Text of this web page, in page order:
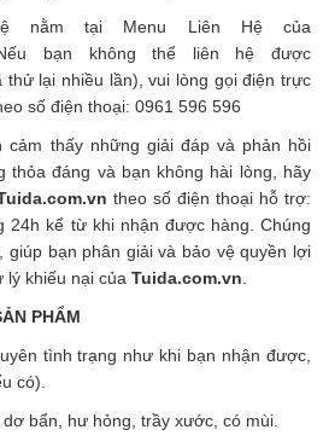
nằm tại Menu Liên Hệ của
bạn không thể liên hệ được
thử lại nhiều lần), vui lòng gọi điện trực
số điện thoại: 0961 596 596
cảm thấy những giải đáp và phản hồi
thỏa đáng và bạn không hài lòng, hãy
theo số điện thoại hỗ trợ:
24h kể từ khi nhận được hàng. Chúng
giúp bạn phân giải và bảo vệ quyền lợi
lý khiếu nại của Tuida.com.vn
PHẨM
tình trạng như khi bạn nhận được,
có).
bẩn, hư hỏng, trầy xước, có mùi.